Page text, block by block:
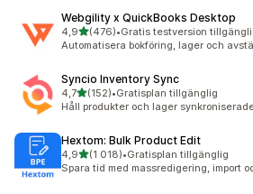
Webgility x QuickBooks Desktop
4,9av 5 stjärnor
(476)
476 recensioner totalt
•Gratis testversion
Automatisera bokföring, lager och
Syncio Inventory Sync
4,7av 5 stjärnor
(152)
152 recensioner totalt
•Gratisplan tillgänglig
Håll produkter och lager
Hextom: Bulk Product Edit
4,9av 5 stjärnor
(1 018)
1018 recensioner totalt
•Gratisplan tillgänglig
Spara tid med massredigering, import